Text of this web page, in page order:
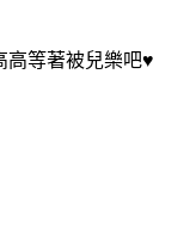
高等著被兒樂吧♥